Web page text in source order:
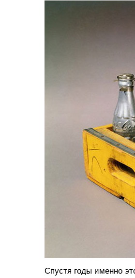
Спустя годы именно